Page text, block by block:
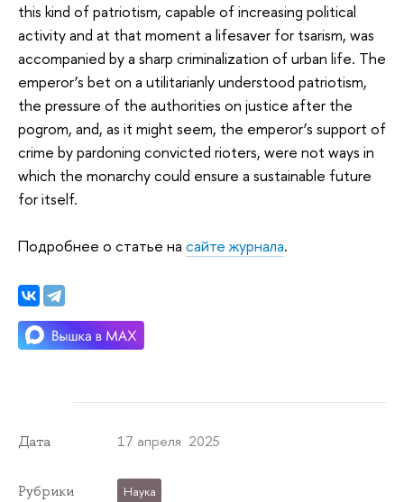
this kind of patriotism, capable of increasing political
activity and at that moment a lifesaver for tsarism, was
accompanied by a sharp criminalization of urban life. The
emperor’s bet on a utilitarianly understood patriotism,
the pressure of the authorities on justice after the
pogrom, and, as it might seem, the emperor’s support of
crime by pardoning convicted rioters, were not ways in
which the monarchy could ensure a sustainable future
for itself.
Подробнее о статье на сайте журнала.
Дата 17 апреля 2025
Рубрики
Наука